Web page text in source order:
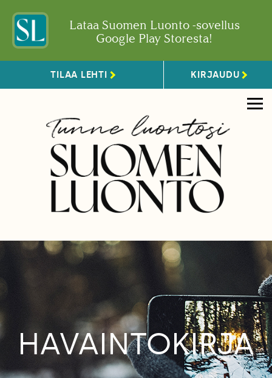
Lataa Suomen Luonto -sovellus
Google Play Storesta!
TILAA LEHTI KIRJAUDU
HAVAINTOKIRJA